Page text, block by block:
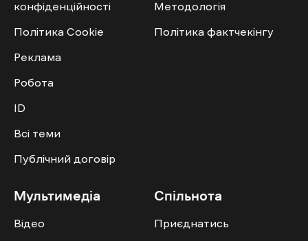
конфіденційності
Політика Cookie
Реклама
Робота
ID
Всі теми
Публічний договір
Методологія
Політика фактчекінгу
Мультимедіа
Відео
Спільнота
Приєднатись